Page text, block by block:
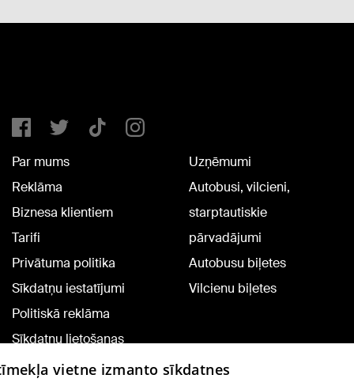
Par mums
Reklāma
Biznesa klientiem
Tarifi
Privātuma politika
Sīkdatņu iestatījumi
Politiskā reklāma
Sīkdatņu lietošanas
noteikumi
Uzņēmumi
Autobusi, vilcieni,
starptautiskie
pārvadājumi
Autobusu biļetes
Vilcienu biļetes
vietne izmanto sīkdatnes